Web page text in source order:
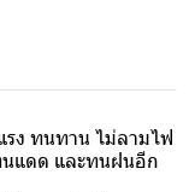
ง ทนทาน ไม่ลามไฟ
แดด และทนฝนอีก